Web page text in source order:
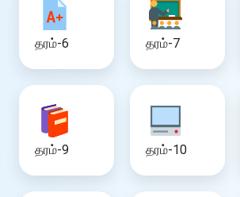
தரம்-6 தரம்-7
தரம்-9 தரம்-10